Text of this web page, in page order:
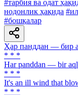
#тарбия ва одат
нодонлик ҳақида
#бошқалар
Ҳар панддан — бир
* * *
Har panddan — bir
* * *
It's an ill wind that
* * *